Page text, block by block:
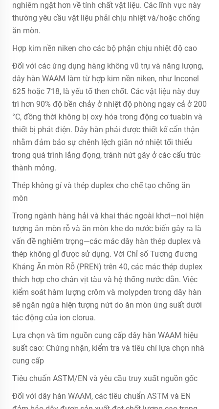
nghiêm ngặt hơn về tính chất vật liệu. Các lĩnh vực này
thường yêu cầu vật liệu phải chịu nhiệt và/hoặc chống
ăn mòn.
Hợp kim nền niken cho các bộ phận chịu nhiệt độ cao
Đối với các ứng dụng hàng không vũ trụ và năng lượng,
dây hàn WAAM làm từ hợp kim nền niken, như Inconel
625 hoặc 718, là yếu tố then chốt. Các vật liệu này duy
trì hơn 90% độ bền chảy ở nhiệt độ phòng ngay cả ở 200
°C, đồng thời không bị oxy hóa trong động cơ tuabin và
thiết bị phát điện. Dây hàn phải được thiết kế cẩn thận
nhằm đảm bảo sự chênh lệch giãn nở nhiệt tối thiểu
trong quá trình lắng đọng, tránh nứt gãy ở các cấu trúc
thành mỏng.
Thép không gỉ và thép duplex cho chế tạo chống ăn
mòn
Trong ngành hàng hải và khai thác ngoài khơi—nơi hiện
tượng ăn mòn rỗ và ăn mòn khe do nước biển gây ra là
vấn đề nghiêm trọng—các mác dây hàn thép duplex và
thép không gỉ được sử dụng. Với Chỉ số Tương đương
Kháng Ăn mòn Rỗ (PREN) trên 40, các mác thép duplex
thích hợp cho chân vịt tàu và hệ thống nước dằn. Việc
kiểm soát hàm lượng crôm và molypden trong dây hàn
sẽ ngăn ngừa hiện tượng nứt do ăn mòn ứng suất dưới
tác động của ion clorua.
Lựa chọn và tìm nguồn cung cấp dây hàn WAAM hiệu
suất cao: Chứng nhận, kiểm tra và tiêu chí lựa chọn nhà
cung cấp
Tiêu chuẩn ASTM/EN và yêu cầu truy xuất nguồn gốc
Đối với dây hàn WAAM, các tiêu chuẩn ASTM và EN